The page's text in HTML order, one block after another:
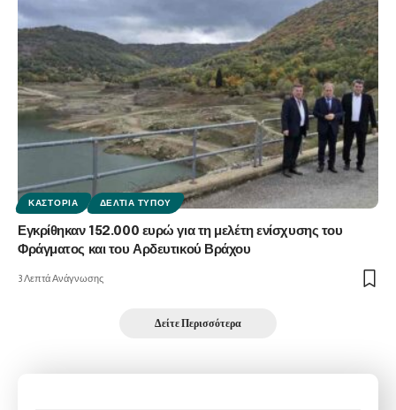
ΚΑΣΤΟΡΙΆ ΔΕΛΤΊΑ ΤΎΠΟΥ
Εγκρίθηκαν 152.000 ευρώ για τη μελέτη ενίσχυσης του
Φράγματος και του Αρδευτικού Βράχου
3 Λεπτά Ανάγνωσης
Δείτε Περισσότερα